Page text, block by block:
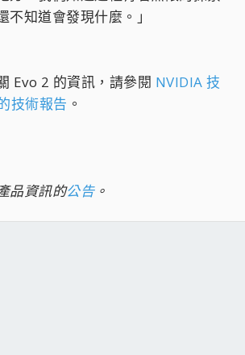
不知道會發現什麼。」
Evo 2 的資訊，請參閱 NVIDIA 技
技術報告 。
品資訊的公告。